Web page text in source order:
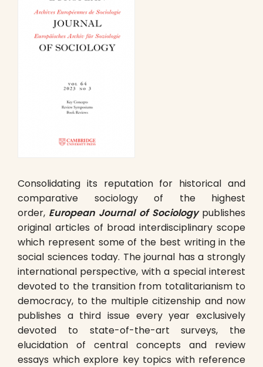
Consolidating its reputation for historical and
comparative sociology of the highest
order, European Journal of Sociologypublishes
original articles of broad interdisciplinary scope
which represent some of the best writing in the
social sciences today. The journal has a strongly
international perspective, with a special interest
devoted to the transition from totalitarianism to
democracy, to the multiple citizenship and now
publishes a third issue every year exclusively
devoted to state-of-the-art surveys, the
elucidation of central concepts and review
essays which explore key topics with reference